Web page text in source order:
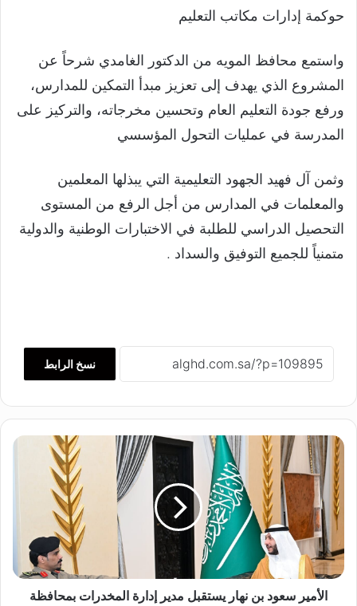
حوكمة إدارات مكاتب التعليم
واستمع محافظ المويه من الدكتور الغامدي شرحاً عن
المشروع الذي يهدف إلى تعزيز مبدأ التمكين للمدارس،
ورفع جودة التعليم العام وتحسين مخرجاته، والتركيز على
المدرسة في عمليات التحول المؤسسي
وثمن آل فهيد الجهود التعليمية التي يبذلها المعلمين
والمعلمات في المدارس من أجل الرفع من المستوى
التحصيل الدراسي للطلبة في الاختبارات الوطنية والدولية
متمنياً للجميع التوفيق والسداد .
نسخ الرابط
ا
م
س
ع
و
الأمير سعود بن نهار يستقبل مدير إدارة المخدرات بمحافظة